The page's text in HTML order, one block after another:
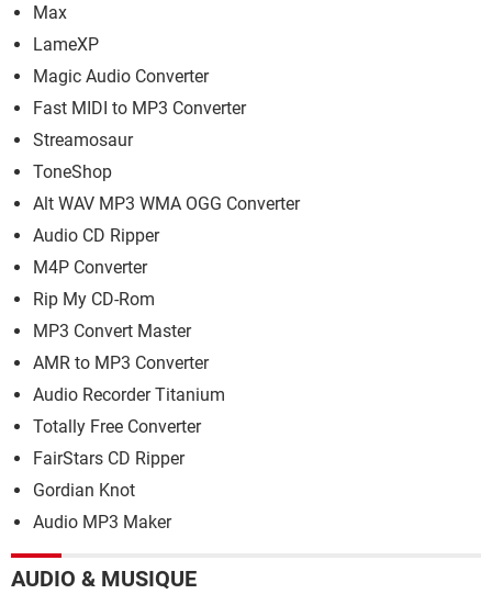
Max
LameXP
Magic Audio Converter
Fast MIDI to MP3 Converter
Streamosaur
ToneShop
Alt WAV MP3 WMA OGG Converter
Audio CD Ripper
M4P Converter
Rip My CD-Rom
MP3 Convert Master
AMR to MP3 Converter
Audio Recorder Titanium
Totally Free Converter
FairStars CD Ripper
Gordian Knot
Audio MP3 Maker
AUDIO & MUSIQUE